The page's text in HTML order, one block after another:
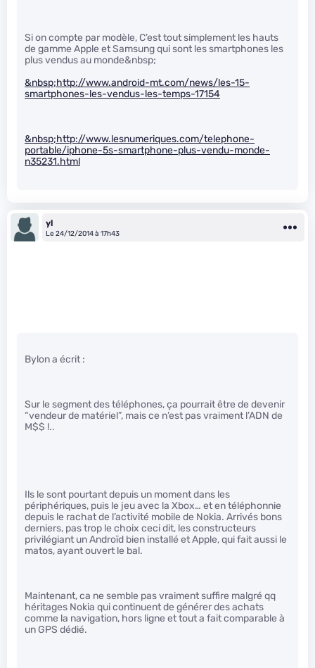
Si on compte par modèle, C’est tout simplement les hauts
de gamme Apple et Samsung qui sont les smartphones les
plus vendus au monde&nbsp;
&nbsp;http://www.android-mt.com/news/les-15-
smartphones-les-vendus-les-temps-17154
&nbsp;http://www.lesnumeriques.com/telephone-
portable/iphone-5s-smartphone-plus-vendu-monde-
n35231.html
yl
Le 24/12/2014 à 17h43
Bylon a écrit :
Sur le segment des téléphones, ça pourrait être de devenir
“vendeur de matériel”, mais ce n’est pas vraiment l’ADN de
M$$ !..
Ils le sont pourtant depuis un moment dans les
périphériques, puis le jeu avec la Xbox… et en téléphonnie
depuis le rachat de l’activité mobile de Nokia. Arrivés bons
derniers, pas trop le choix ceci dit, les constructeurs
privilégiant un Androïd bien installé et Apple, qui fait aussi le
matos, ayant ouvert le bal.
Maintenant, ca ne semble pas vraiment suffire malgré qq
héritages Nokia qui continuent de générer des achats
comme la navigation, hors ligne et tout a fait comparable à
un GPS dédié.